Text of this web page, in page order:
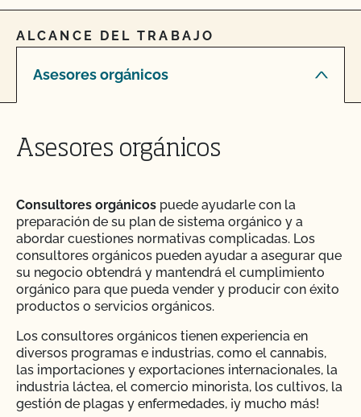
ALCANCE DEL TRABAJO
Asesores orgánicos
Asesores orgánicos
Consultores orgánicos puede ayudarle con la
preparación de su plan de sistema orgánico y a
abordar cuestiones normativas complicadas. Los
consultores orgánicos pueden ayudar a asegurar que
su negocio obtendrá y mantendrá el cumplimiento
orgánico para que pueda vender y producir con éxito
productos o servicios orgánicos.
Los consultores orgánicos tienen experiencia en
diversos programas e industrias, como el cannabis,
las importaciones y exportaciones internacionales, la
industria láctea, el comercio minorista, los cultivos, la
gestión de plagas y enfermedades, ¡y mucho más!